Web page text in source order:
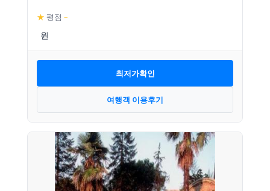
★ 평점 –
최저가확인
여행객 이용후기